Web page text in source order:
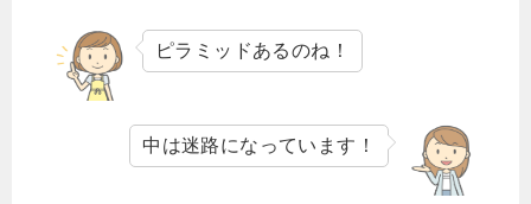
ピラミッドあるのね！
中は迷路になっています！